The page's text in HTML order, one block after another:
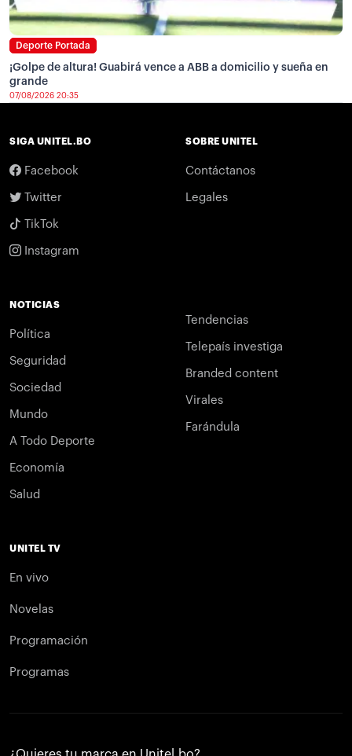
Deporte Portada
¡Golpe de altura! Guabirá vence a ABB a domicilio y sueña en
grande
07/08/2026 20:35
SIGA UNITEL.BO
Facebook
Twitter
TikTok
Instagram
SOBRE UNITEL
Contáctanos
Legales
NOTICIAS
Política
Seguridad
Sociedad
Mundo
A Todo Deporte
Economía
Salud
Tendencias
Telepaís investiga
Branded content
Virales
Farándula
UNITEL TV
En vivo
Novelas
Programación
Programas